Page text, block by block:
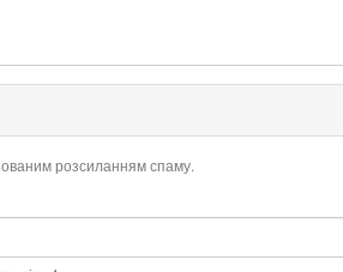
розсиланням спаму.